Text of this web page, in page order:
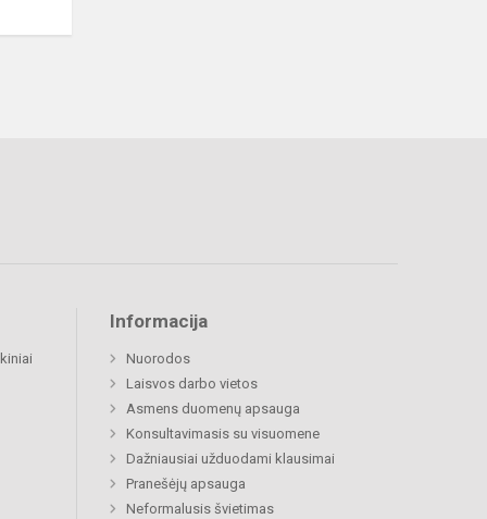
Informacija
Nuorodos
Laisvos darbo vietos
Asmens duomenų apsauga
Konsultavimasis su visuomene
Dažniausiai užduodami klausimai
Pranešėjų apsauga
Neformalusis švietimas